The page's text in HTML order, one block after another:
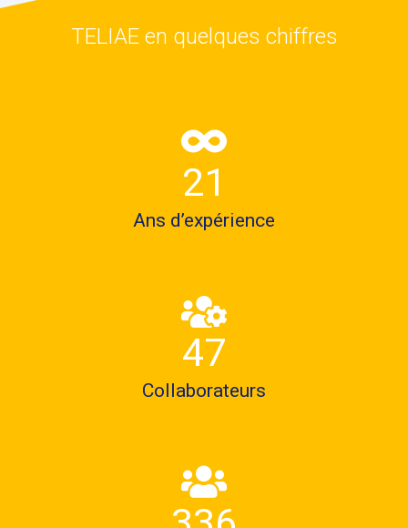
TELIAE en quelques chiffres
28
Ans d’expérience
63
Collaborateurs